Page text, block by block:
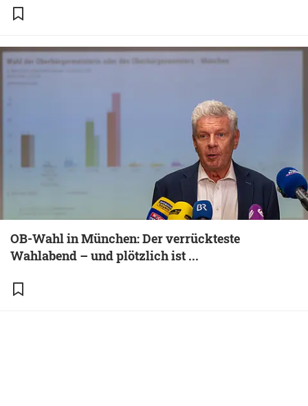
OB-Wahl in München: Der verrückteste
Wahlabend – und plötzlich ist ...